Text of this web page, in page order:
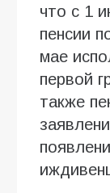
что с 1
пенсии
мае
первой
также